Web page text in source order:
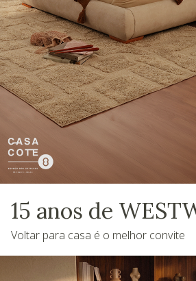
15 anos de
Voltar para casa é o melhor convite